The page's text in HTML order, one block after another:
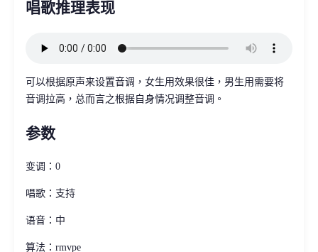
唱歌推理表现
可以根据原声来设置音调，女生用效果很佳，男生用需要将
音调拉高，总而言之根据自身情况调整音调。
参数
变调：0
唱歌：支持
语音：中
算法：rmvpe